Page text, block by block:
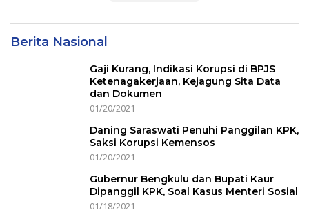
Berita Nasional
Gaji Kurang, Indikasi Korupsi di BPJS
Ketenagakerjaan, Kejagung Sita Data
dan Dokumen
01/20/2021
Daning Saraswati Penuhi Panggilan KPK,
Saksi Korupsi Kemensos
01/20/2021
Gubernur Bengkulu dan Bupati Kaur
Dipanggil KPK, Soal Kasus Menteri Sosial
01/18/2021